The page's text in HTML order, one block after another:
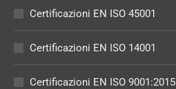
Certificazioni EN ISO 45001
Certificazioni EN ISO 14001
Certificazioni EN ISO 9001:2015